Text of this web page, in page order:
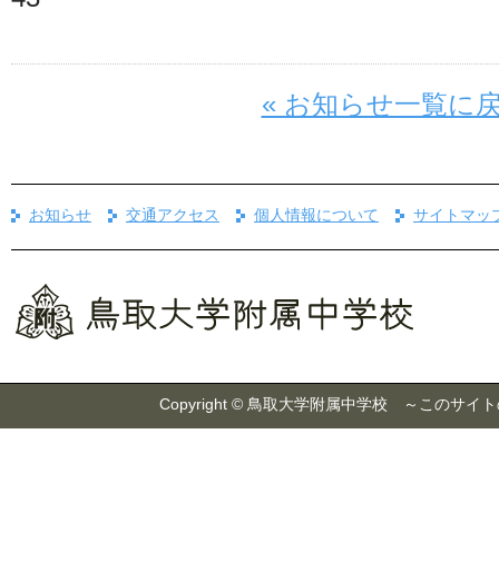
« お知らせ一覧に
お知らせ 交通アクセス 個人情報について サイトマッ
Copyright © 鳥取大学附属中学校 ～このサイト